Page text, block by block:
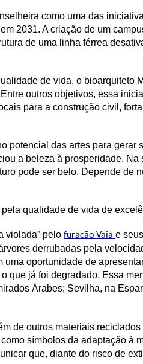
como uma das
2031. A criação de um
de uma linha férrea
de vida, o bioarquiteto
outros objetivos, essa
para a construção civil,
potencial das artes para
a beleza à prosperidade. Na
pode ser belo. Depende de
qualidade de vida de
violada” pelo furacão Vaia e
derrubadas pela
oportunidade de
que já foi degradado. Essa
Árabes; Sevilha, na
de outros materiais
símbolos da adaptação à
que, diante do risco de